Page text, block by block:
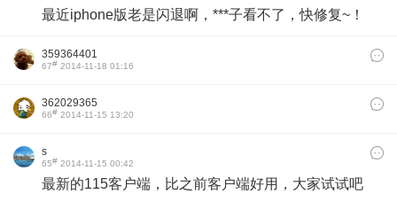
最近iphone版老是闪退啊，***子看不了，快修复~！
359364401
67# 2014-11-18 01:16
362029365
66# 2014-11-15 13:20
s
65# 2014-11-15 00:42
最新的115客户端，比之前客户端好用，大家试试吧